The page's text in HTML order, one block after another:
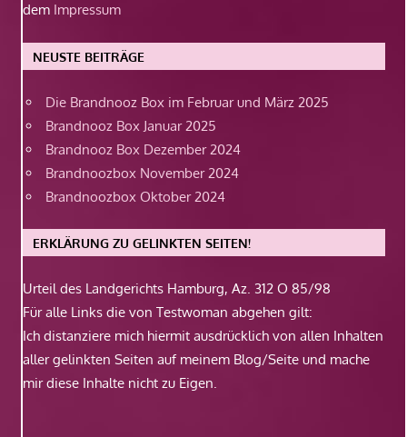
dem Impressum
NEUSTE BEITRÄGE
Die Brandnooz Box im Februar und März 2025
Brandnooz Box Januar 2025
Brandnooz Box Dezember 2024
Brandnoozbox November 2024
Brandnoozbox Oktober 2024
ERKLÄRUNG ZU GELINKTEN SEITEN!
Urteil des Landgerichts Hamburg, Az. 312 O 85/98
Für alle Links die von Testwoman abgehen gilt:
Ich distanziere mich hiermit ausdrücklich von allen Inhalten
aller gelinkten Seiten auf meinem Blog/Seite und mache
mir diese Inhalte nicht zu Eigen.